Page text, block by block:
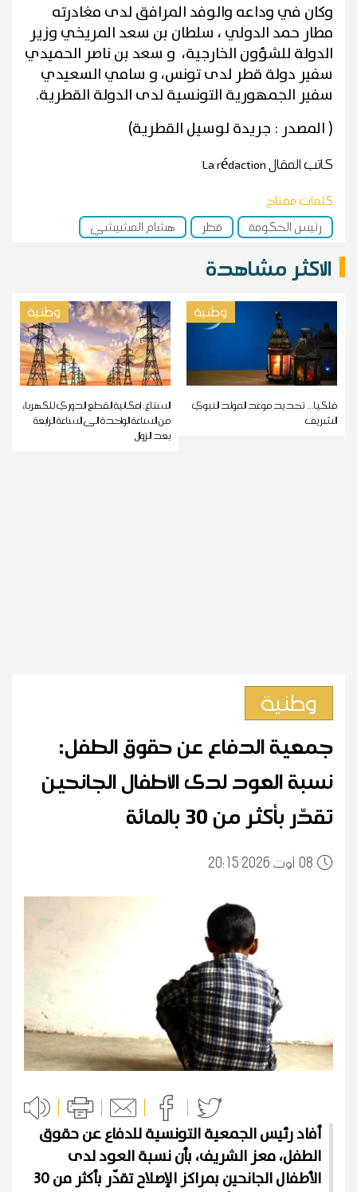
وكان في وداعه والوفد المرافق لدى مغادرته
مطار حمد الدولي ، سلطان بن سعد المريخي وزير
الدولة للشؤون الخارجية، و سعد بن ناصر الحميدي
سفير دولة قطر لدى تونس، و سامي السعيدي
سفير الجمهورية التونسية لدى الدولة القطرية.
( المصدر : جريدة لوسيل القطرية)
كاتب المقالLa rédaction
كلمات مفتاح
رئيس الحكومة
قطر هشام المشيشي
الاكثر مشاهدة
وطنية
فلكيا... تحديد موعد المولد النبوي
الشريف
وطنية
الستاغ: إمكانية القطع الدوري للكهرباء
من الساعة الواحدة الى الساعة الرابعة
بعد الزوال
وطنية
جمعية الدفاع عن حقوق الطفل:
نسبة العود لدى الأطفال الجانحين
تقدّر بأكثر من 30 بالمائة
0820:15 2026 أوت
أفاد رئيس الجمعية التونسية للدفاع عن حقوق
الطفل، معز الشريف، بأن نسبة العود لدى
الأطفال الجانحين بمراكز الإصلاح تقدّر بأكثر من 30